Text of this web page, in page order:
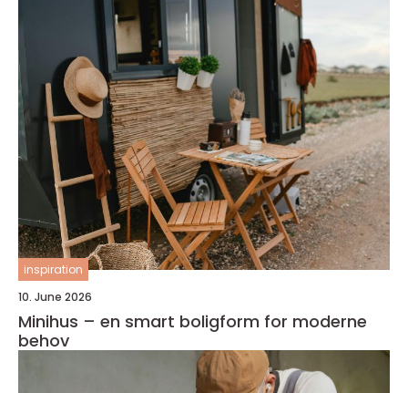
inspiration
10. June 2026
Minihus – en smart boligform for moderne
behov